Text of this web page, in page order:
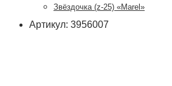
Звёздочка (z-25) «Marel»
Артикул: 3956007